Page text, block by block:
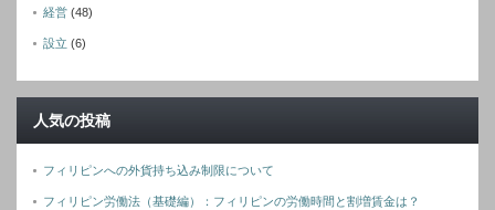
経営 (48)
設立 (6)
人気の投稿
フィリピンへの外貨持ち込み制限について
フィリピン労働法（基礎編）：フィリピンの労働時間と割増賃金は？